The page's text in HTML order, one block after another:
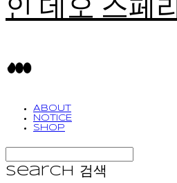
인 데오 스페
ABOUT
NOTICE
SHOP
Search
검색